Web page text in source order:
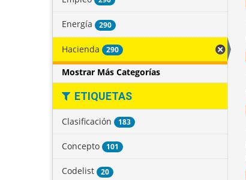
Energía 290
Hacienda 290
Mostrar Más Categorías
ETIQUETAS
Clasificación 183
Concepto 101
Codelist 20